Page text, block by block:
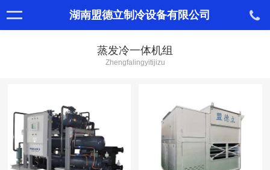
湖南盟德立制冷设备有限公司
蒸发冷一体机组
Zhengfalingyitijizu